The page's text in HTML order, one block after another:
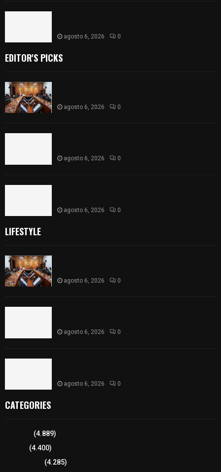
agosto 6, 2026 0
EDITOR'S PICKS
agosto 6, 2026 0
agosto 6, 2026 0
agosto 6, 2026 0
LIFESTYLE
agosto 6, 2026 0
agosto 6, 2026 0
agosto 6, 2026 0
CATEGORIES
(4.889)
(4.400)
(4.285)